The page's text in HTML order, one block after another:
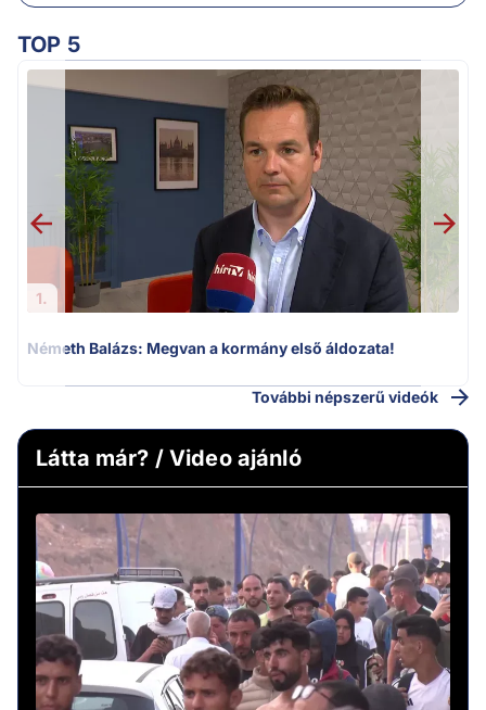
TOP 5
1.
Németh Balázs: Megvan a kormány első áldozata!
További népszerű videók
Látta már? / Video ajánló